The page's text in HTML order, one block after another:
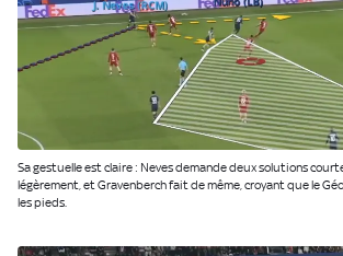
Sa gestuelle est claire : Neves demande deux solutions
légèrement, et Gravenberch fait de même, croyant que le
les pieds.